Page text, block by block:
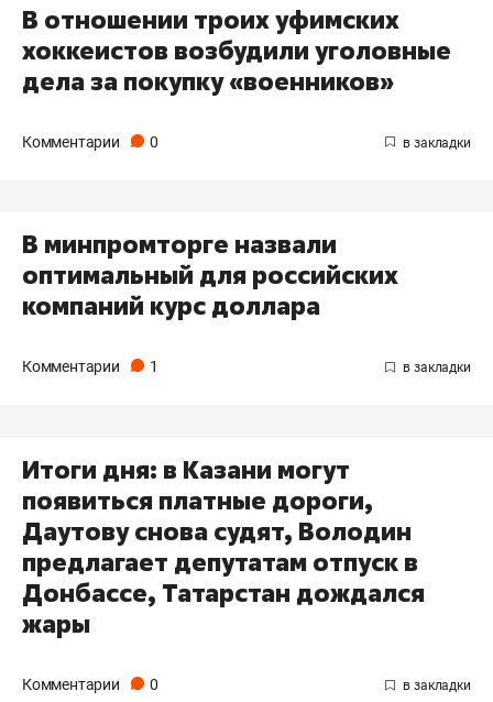
В отношении троих уфимских
хоккеистов возбудили уголовные
дела за покупку «военников»
Комментарии 0
В минпромторге назвали
оптимальный для российских
компаний курс доллара
Комментарии 1
Итоги дня: в Казани могут
появиться платные дороги,
Даутову снова судят, Володин
предлагает депутатам отпуск в
Донбассе, Татарстан дождался
жары
Комментарии 0